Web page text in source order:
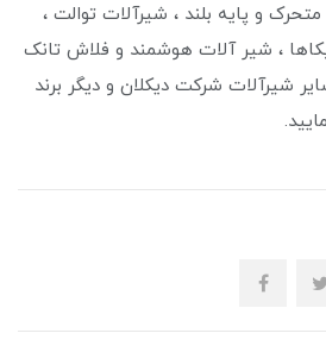
و پایه بلند ، شیرآلات توالت ،
، شیر آلات هوشمند و فلاش تانک
شیرآلات شرکت دیکلان و دیگر برند